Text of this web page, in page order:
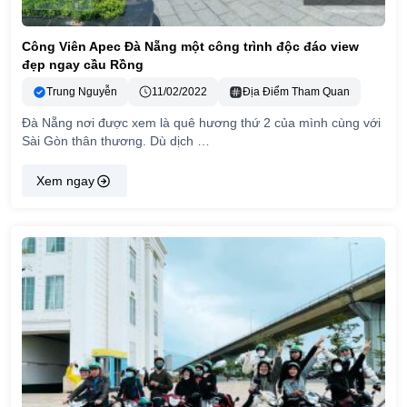
Công Viên Apec Đà Nẵng một công trình độc đáo view
đẹp ngay cầu Rồng
Trung Nguyễn 11/02/2022 Địa Điểm Tham Quan
Đà Nẵng nơi được xem là quê hương thứ 2 của mình cùng với
Sài Gòn thân thương. Dù dịch …
Xem ngay